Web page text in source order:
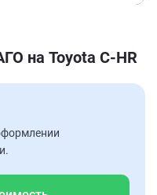
на Toyota C-HR